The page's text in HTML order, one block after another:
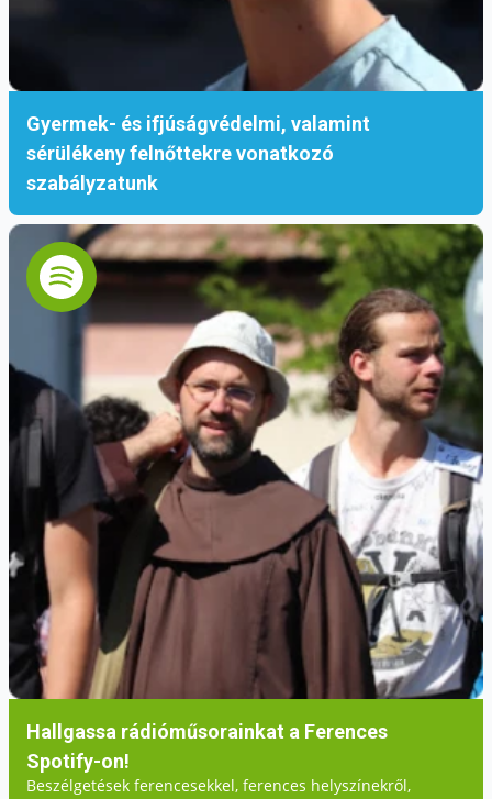
Gyermek- és ifjúságvédelmi, valamint
sérülékeny felnőttekre vonatkozó
szabályzatunk
Hallgassa rádióműsorainkat a Ferences
Spotify-on!
Beszélgetések ferencesekkel, ferences helyszínekről,